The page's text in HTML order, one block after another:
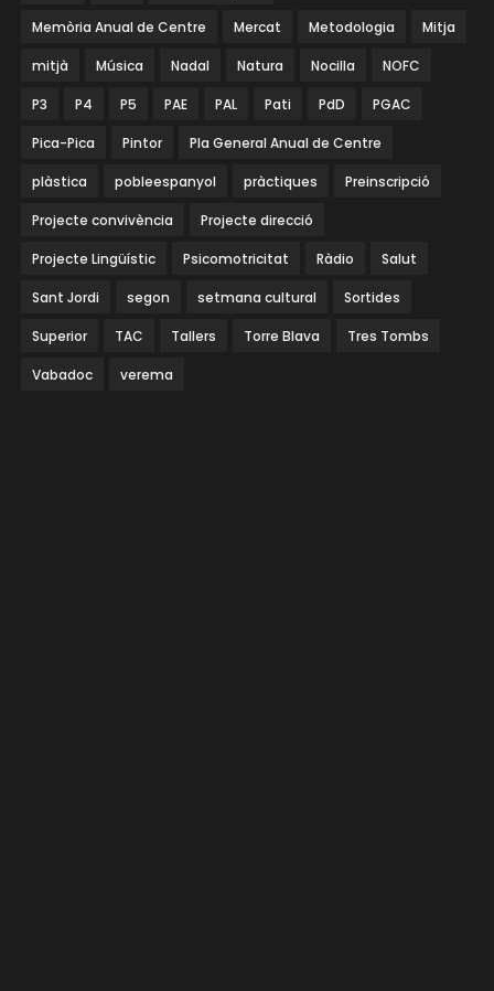
Memòria Anual de Centre Mercat Metodologia Mitja
mitjà Música Nadal Natura Nocilla NOFC
P3 P4 P5 PAE PAL Pati PdD PGAC
Pica-Pica Pintor Pla General Anual de Centre
plàstica pobleespanyol pràctiques Preinscripció
Projecte convivència Projecte direcció
Projecte Lingüístic Psicomotricitat Ràdio Salut
Sant Jordi segon setmana cultural Sortides
Superior TAC Tallers Torre Blava Tres Tombs
Vabadoc verema